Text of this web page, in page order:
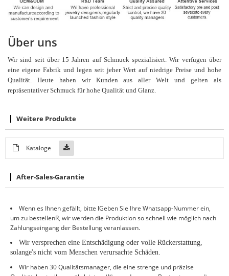
Über uns
Wir sind seit über 15 Jahren auf Schmuck spezialisiert. Wir verfügen über
eine eigene Fabrik und legen seit jeher Wert auf niedrige Preise und hohe
Qualität. Heute haben wir Kunden aus aller Welt und gelten als
repräsentativer Schmuck für hohe Qualität und Glanz.
Weitere Produkte
Kataloge
After-Sales-Garantie
Wenn es Ihnen gefällt, bitte lGeben Sie Ihre Whatsapp-Nummer ein,
um zu bestellenR, wir werden die Produktion so schnell wie möglich nach
Zahlungseingang der Bestellung veranlassen.
Wir versprechen eine Entschädigung oder volle Rückerstattung,
solange's nicht vom Menschen verursachte Schäden
Wir haben 30 Qualitätsmanager, die eine strenge und präzise